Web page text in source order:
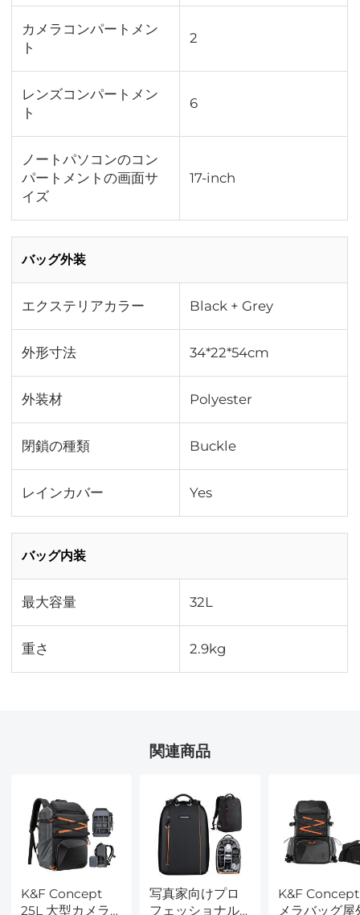
カメラコンパートメン
ト
2
レンズコンパートメン
ト
6
ノートパソコンのコン
パートメントの画面サ
イズ
17-inch
バッグ外装
エクステリアカラー Black + Grey
外形寸法 34*22*54cm
外装材 Polyester
閉鎖の種類 Buckle
レインカバー Yes
バッグ内装
最大容量 32L
重さ 2.9kg
関連商品
K&F Concept
25L 大型カメラ
写真家向けプロ
フェッショナル
K&F
メラバッグ屋